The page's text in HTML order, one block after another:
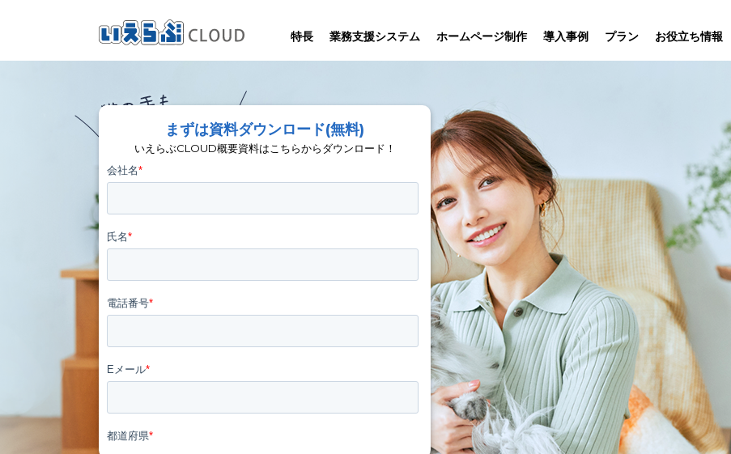
特長 業務支援システム
SYSTEM
幅広く支援しています。
賃貸仲介
業務向け機能 業務向け機能 業務向け機能
ホームページ制作
HOMEPAGE
不動産業に特化して制作しています。
ホームページ
制作について
導入事例
PERFORMANCE
お客様の声と制作実績のご紹介です。
ユーザーインタビュー
プラン お役立ち情報
INFORMATION
ニュース･ノウハウをお伝えします。
ニュース一覧
まずは資料ダウンロード(無料)
いえらぶCLOUD概要資料はこちらからダウンロード！